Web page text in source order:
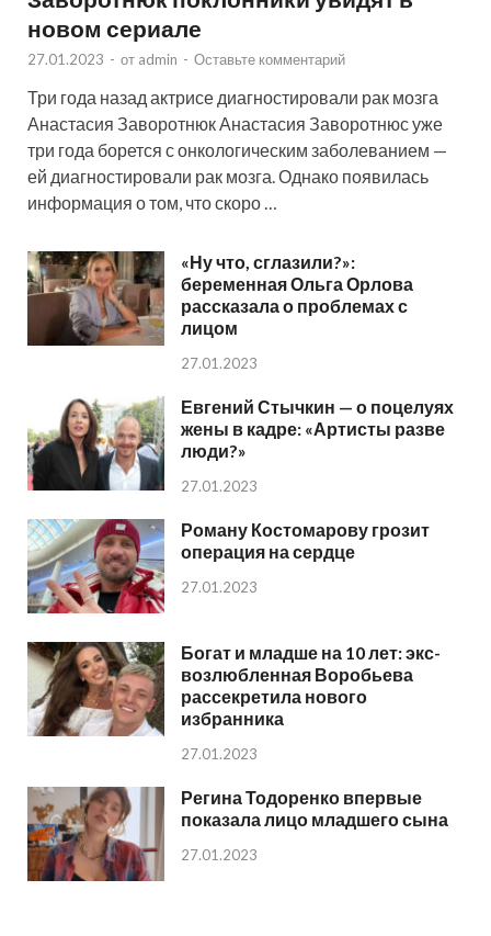
новом сериале
27.01.2023 - от admin - Оставьте комментарий
Три года назад актрисе диагностировали рак мозга
Анастасия Заворотнюк Анастасия Заворотнюс уже
три года борется с онкологическим заболеванием —
ей диагностировали рак мозга. Однако появилась
информация о том, что скоро …
«Ну что, сглазили?»:
беременная Ольга Орлова
рассказала о проблемах с
лицом
27.01.2023
Евгений Стычкин — о поцелуях
жены в кадре: «Артисты разве
люди?»
27.01.2023
Роману Костомарову грозит
операция на сердце
27.01.2023
Богат и младше на 10 лет: экс-
возлюбленная Воробьева
рассекретила нового
избранника
27.01.2023
Регина Тодоренко впервые
показала лицо младшего сына
27.01.2023